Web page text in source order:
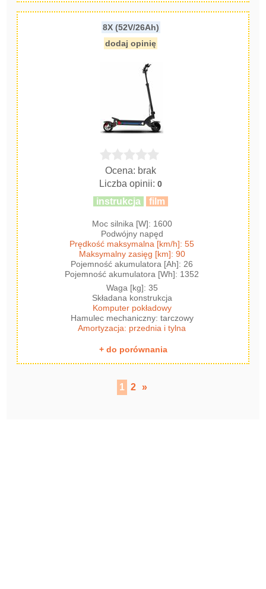
8X (52V/26Ah)
dodaj opinię
Ocena: brak
Liczba opinii:0
instrukcja film
Moc silnika [W]: 1600
Podwójny napęd
Prędkość maksymalna [km/h]: 55
Maksymalny zasięg [km]: 90
Pojemność akumulatora [Ah]: 26
Pojemność akumulatora [Wh]: 1352
Waga [kg]: 35
Składana konstrukcja
Komputer pokładowy
Hamulec mechaniczny: tarczowy
Amortyzacja: przednia i tylna
+ do porównania
1 2 »